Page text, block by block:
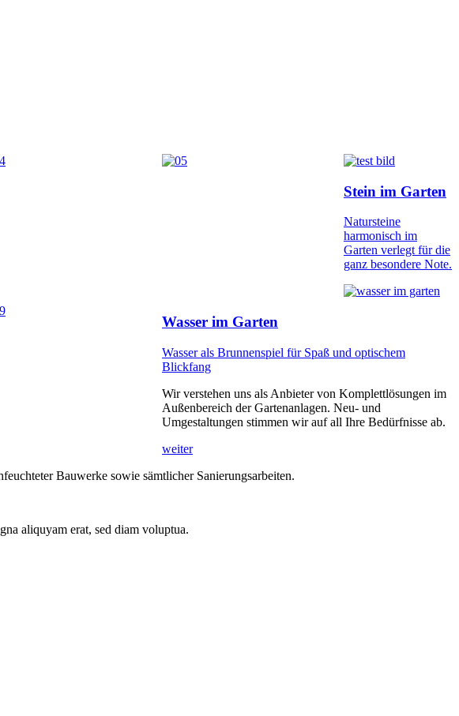
Stein im Garten
Natursteine
harmonisch im
Garten verlegt für die
ganz besondere Note.
Wasser im Garten
Wasser als Brunnenspiel für Spaß und optischem
Blickfang
Wir verstehen uns als Anbieter von Komplettlösungen im
Außenbereich der Gartenanlagen. Neu- und
Umgestaltungen stimmen wir auf all Ihre Bedürfnisse ab.
weiter
Bauwerke sowie sämtlicher Sanierungsarbeiten.
aliquyam erat, sed diam voluptua.